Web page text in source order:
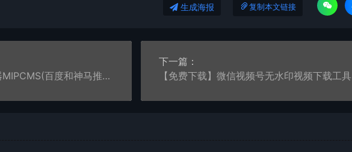
生成海报 复制本文链接
【软件工具】搜索引擎提交器MIPCMS(百度和神马推送MIP+熊掌号)
下一篇：
【免费下载】微信视频号无水印视频下载工具